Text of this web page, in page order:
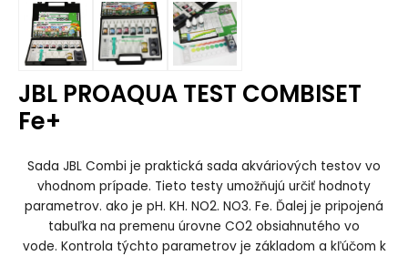
JBL PROAQUA TEST COMBISET
Fe+
Sada JBL Combi je praktická sada akváriových testov vo
vhodnom prípade. Tieto testy umožňujú určiť hodnoty
parametrov. ako je pH. KH. NO2. NO3. Fe. Ďalej je pripojená
tabuľka na premenu úrovne CO2 obsiahnutého vo
vode. Kontrola týchto parametrov je základom a kľúčom k